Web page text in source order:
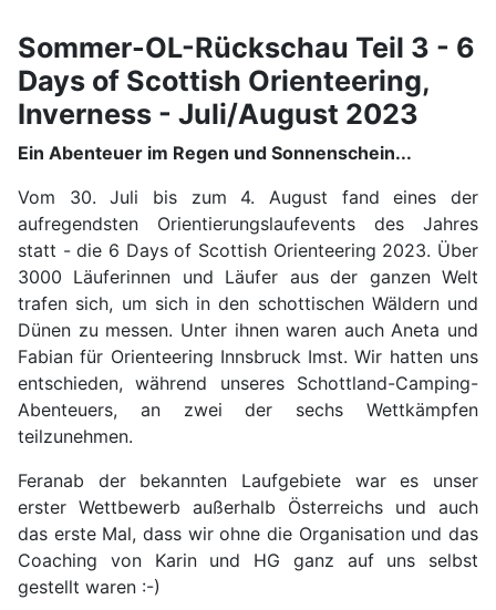
Sommer-OL-Rückschau Teil 3 - 6
Days of Scottish Orienteering,
Inverness - Juli/August 2023
Ein Abenteuer im Regen und Sonnenschein...
Vom 30. Juli bis zum 4. August fand eines der
aufregendsten Orientierungslaufevents des Jahres
statt - die 6 Days of Scottish Orienteering 2023. Über
3000 Läuferinnen und Läufer aus der ganzen Welt
trafen sich, um sich in den schottischen Wäldern und
Dünen zu messen. Unter ihnen waren auch Aneta und
Fabian für Orienteering Innsbruck Imst. Wir hatten uns
entschieden, während unseres Schottland-Camping-
Abenteuers, an zwei der sechs Wettkämpfen
teilzunehmen.
Feranab der bekannten Laufgebiete war es unser
erster Wettbewerb außerhalb Österreichs und auch
das erste Mal, dass wir ohne die Organisation und das
Coaching von Karin und HG ganz auf uns selbst
gestellt waren :-)